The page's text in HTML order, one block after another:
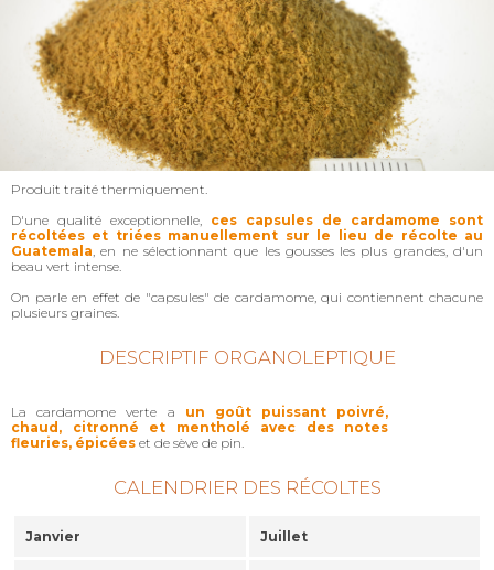
Produit traité thermiquement.
D'une qualité exceptionnelle, ces capsules de cardamome sont
récoltées et triées manuellement sur le lieu de récolte au
Guatemala , en ne sélectionnant que les gousses les plus grandes, d'un
beau vert intense.
On parle en effet de "capsules" de cardamome, qui contiennent chacune
plusieurs graines.
DESCRIPTIF ORGANOLEPTIQUE
La cardamome verte a un goût puissant poivré,
chaud, citronné et mentholé avec des notes
fleuries, épicées et de sève de pin.
CALENDRIER DES RÉCOLTES
Janvier Juillet